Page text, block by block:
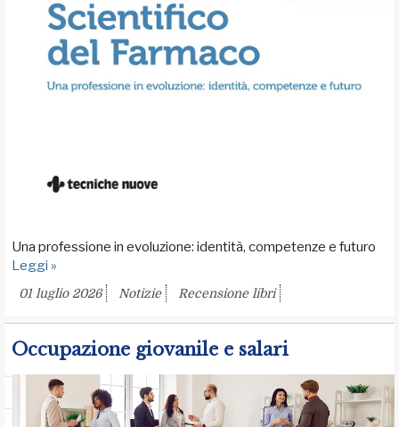
Una professione in evoluzione: identità, competenze e futuro
Leggi »
01 luglio 2026 Notizie Recensione libri
Occupazione giovanile e salari